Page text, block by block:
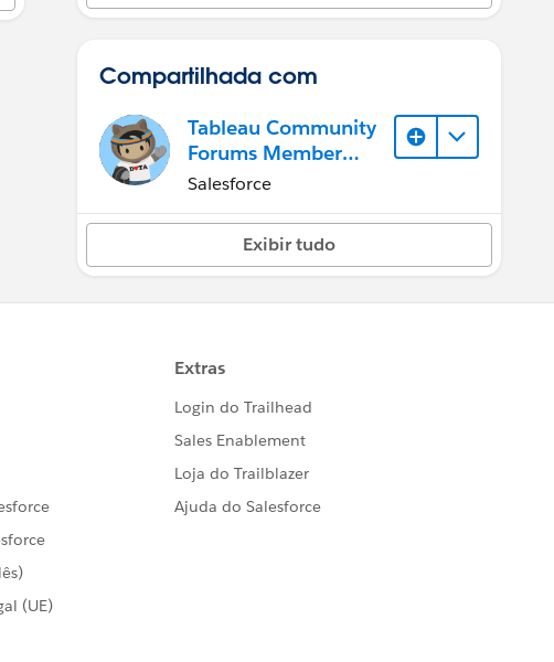
Compartilhada com
Tableau Community
Forums Member
(Inactive)
Salesforce
Exibir tudo